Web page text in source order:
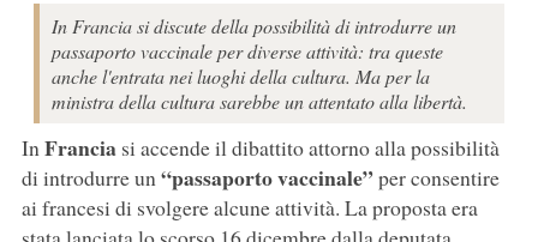
In Francia si discute della possibilità di introdurre un
passaporto vaccinale per diverse attività: tra queste
anche l'entrata nei luoghi della cultura. Ma per la
ministra della cultura sarebbe un attentato alla libertà.
InFranciasi accende il dibattito attorno alla possibilità
di introdurre un“passaporto vaccinale”per consentire
ai francesi di svolgere alcune attività. La proposta era